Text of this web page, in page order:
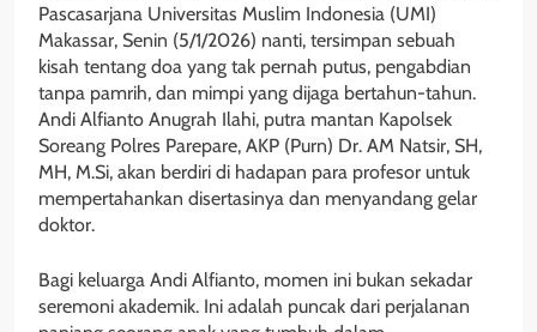
Pascasarjana Universitas Muslim Indonesia (UMI)
Makassar, Senin (5/1/2026) nanti, tersimpan sebuah
kisah tentang doa yang tak pernah putus, pengabdian
tanpa pamrih, dan mimpi yang dijaga bertahun-tahun.
Andi Alfianto Anugrah Ilahi, putra mantan Kapolsek
Soreang Polres Parepare, AKP (Purn) Dr. AM Natsir, SH,
MH, M.Si, akan berdiri di hadapan para profesor untuk
mempertahankan disertasinya dan menyandang gelar
doktor.
Bagi keluarga Andi Alfianto, momen ini bukan sekadar
seremoni akademik. Ini adalah puncak dari perjalanan